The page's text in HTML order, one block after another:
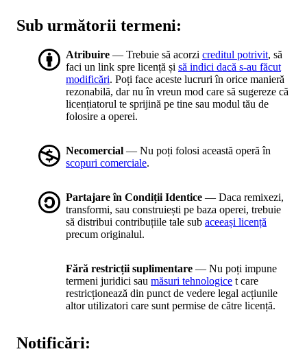
Sub următorii termeni:
Atribuire — Trebuie să acorzi creditul potrivit, să
faci un link spre licență și să indici dacă s-au făcut
modificări. Poți face aceste lucruri în orice manieră
rezonabilă, dar nu în vreun mod care să sugereze că
licențiatorul te sprijină pe tine sau modul tău de
folosire a operei.
Necomercial — Nu poți folosi această operă în
scopuri comerciale.
Partajare în Condiții Identice — Daca remixezi,
transformi, sau construiești pe baza operei, trebuie
să distribui contribuțiile tale sub aceeași licență
precum originalul.
Fără restricții suplimentare — Nu poți impune
termeni juridici sau măsuri tehnologice t care
restricționează din punct de vedere legal acțiunile
altor utilizatori care sunt permise de către licență.
Notificări: